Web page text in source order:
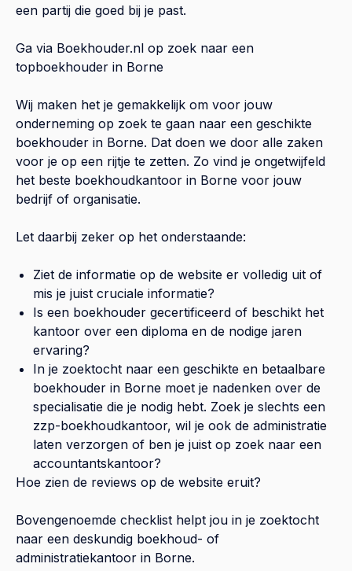
een partij die goed bij je past.
Ga via Boekhouder.nl op zoek naar een
topboekhouder in Borne
Wij maken het je gemakkelijk om voor jouw
onderneming op zoek te gaan naar een geschikte
boekhouder in Borne. Dat doen we door alle zaken
voor je op een rijtje te zetten. Zo vind je ongetwijfeld
het beste boekhoudkantoor in Borne voor jouw
bedrijf of organisatie.
Let daarbij zeker op het onderstaande:
Ziet de informatie op de website er volledig uit of
mis je juist cruciale informatie?
Is een boekhouder gecertificeerd of beschikt het
kantoor over een diploma en de nodige jaren
ervaring?
In je zoektocht naar een geschikte en betaalbare
boekhouder in Borne moet je nadenken over de
specialisatie die je nodig hebt. Zoek je slechts een
zzp-boekhoudkantoor, wil je ook de administratie
laten verzorgen of ben je juist op zoek naar een
accountantskantoor?
Hoe zien de reviews op de website eruit?
Bovengenoemde checklist helpt jou in je zoektocht
naar een deskundig boekhoud- of
administratiekantoor in Borne.